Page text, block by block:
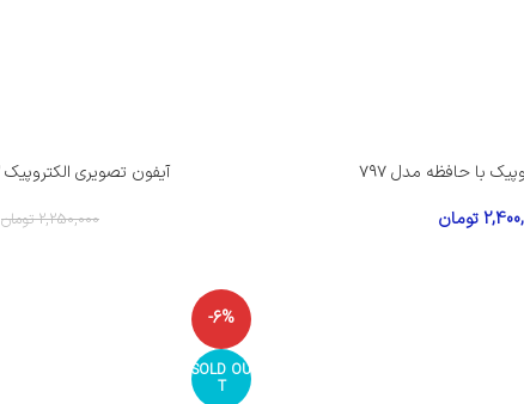
تومان
آیفون تصویری الکتروپیک ۴.۳ اینچ بدون حافظه ۸۹۷
2,250,000 تومان
-6%
SOLD OU
T